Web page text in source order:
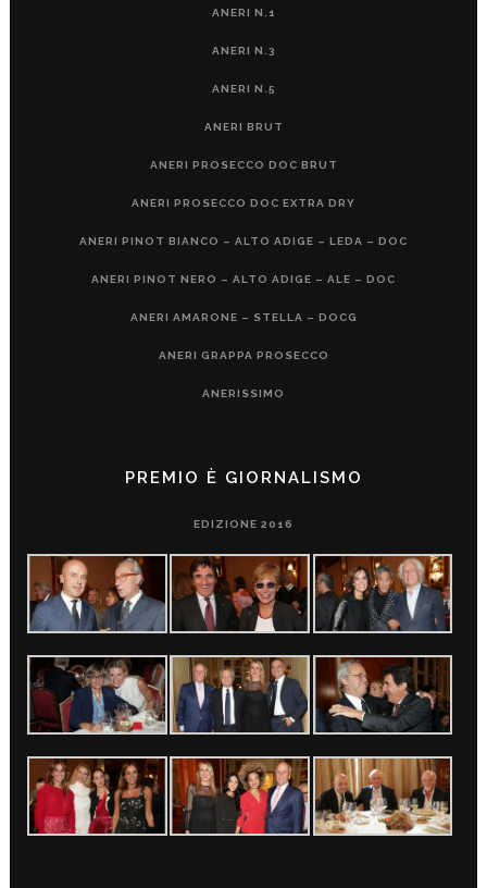
ANERI N.1
ANERI N.3
ANERI N.5
ANERI BRUT
ANERI PROSECCO DOC BRUT
ANERI PROSECCO DOC EXTRA DRY
ANERI PINOT BIANCO – ALTO ADIGE – LEDA – DOC
ANERI PINOT NERO – ALTO ADIGE – ALE – DOC
ANERI AMARONE – STELLA – DOCG
ANERI GRAPPA PROSECCO
ANERISSIMO
PREMIO È GIORNALISMO
EDIZIONE 2016